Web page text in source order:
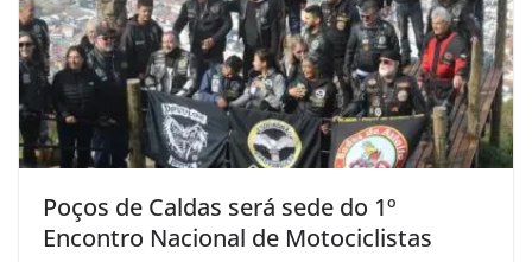
Poços de Caldas será sede do 1º
Encontro Nacional de Motociclistas